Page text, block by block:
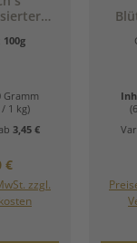
-
100g
Gramm
1 kg)
3,45 €
Preis:
€
zzgl.